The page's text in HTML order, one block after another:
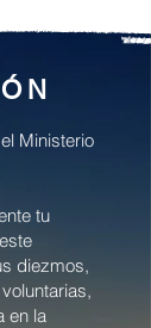
Ministerio
tu
diezmos,
en la